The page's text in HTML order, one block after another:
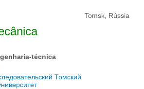
Tomsk, Rússia
técnica
Томский